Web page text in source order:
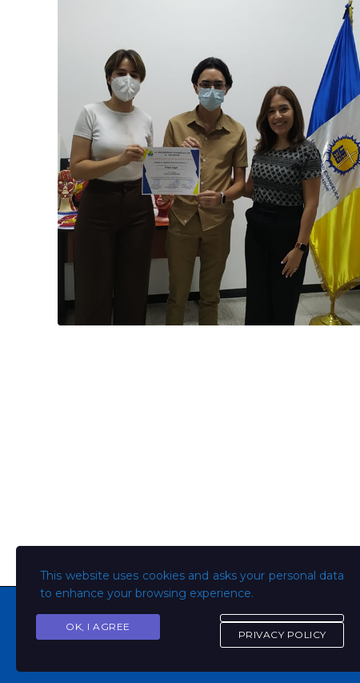
This website uses cookies and asks your personal data
to enhance your browsing experience.
OK, I AGREE
PRIVACY POLICY